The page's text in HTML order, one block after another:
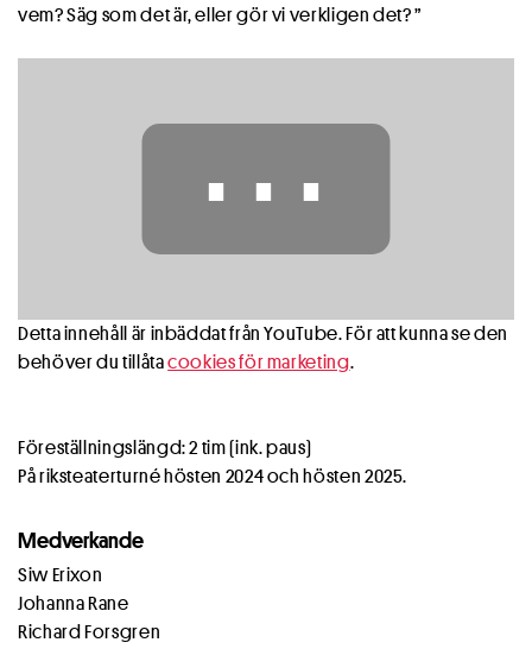
vem? Säg som det är, eller gör vi verkligen det? ”
⋯
Detta innehåll är inbäddat från YouTube. För att kunna se den
behöver du tillåtacookies för marketing.
Föreställningslängd: 2 tim (ink. paus)
På riksteaterturné hösten 2024 och hösten 2025.
Medverkande
Siw Erixon
Johanna Rane
Richard Forsgren